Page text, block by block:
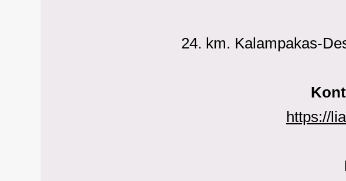
24. km. Kalampakas-
https://